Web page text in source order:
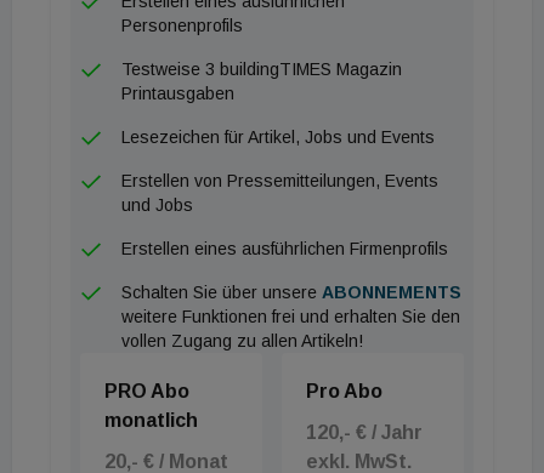
ABB / 65 Trane / 77 Rexel / 89 Electrolux / 123
/ 355 Eaton / 388 Dorma Kaba / 438 Otis / 443
Fast-Fashion mit Top-Platzierung
Was die Kriterien und den Wert des Rankings
betrifft, muss es erlaubt sein diese zu hinterfragen.
Etwa, wenn der spanische Fast-Fashion-Konzern
Indidex auf Platz 25 gelistet ist. Ober wenn
Personenprofils
Testweise 3 buildingTIMES Magazin
Printausgaben
Lesezeichen für Artikel, Jobs und Events
Erstellen von Pressemitteilungen, Events
und Jobs
Erstellen eines ausführlichen Firmenprofils
Schalten Sie über unsere ABONNEMENTS
weitere Funktionen frei und erhalten Sie den
vollen Zugang zu allen Artikeln!
PRO Abo
monatlich
20,- € / Monat
Pro Abo
120,- € / Jahr
exkl. MwSt.